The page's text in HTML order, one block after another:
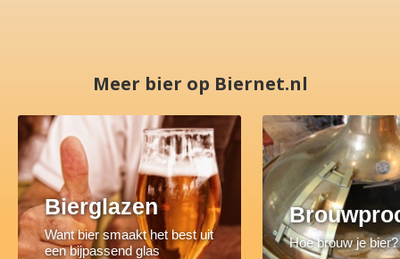
Meer bier op Biernet.nl
Bierglazen
Want bier smaakt het best uit
een bijpassend glas
Hoe brouw je bier?